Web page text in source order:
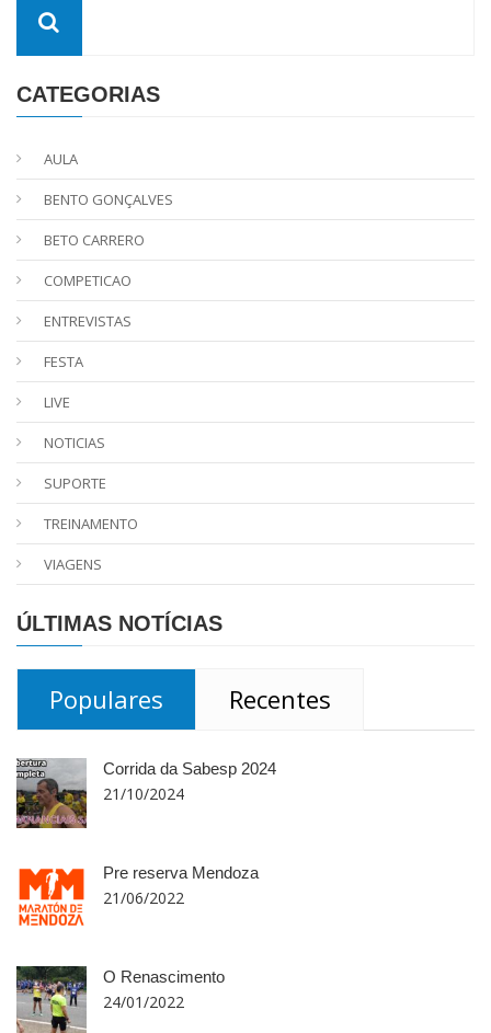
CATEGORIAS
AULA
BENTO GONÇALVES
BETO CARRERO
COMPETICAO
ENTREVISTAS
FESTA
LIVE
NOTICIAS
SUPORTE
TREINAMENTO
VIAGENS
ÚLTIMAS NOTÍCIAS
Populares Recentes
Corrida da Sabesp 2024
21/10/2024
Pre reserva Mendoza
21/06/2022
O Renascimento
24/01/2022